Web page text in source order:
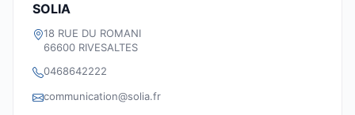
SOLIA
18 RUE DU ROMANI
66600 RIVESALTES
0468642222
communication@solia.fr